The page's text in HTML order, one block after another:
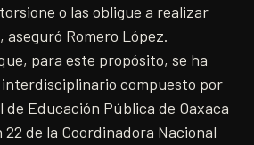
o las obligue a realizar
aseguró Romero López.
para este propósito, se ha
compuesto por
Educación Pública de Oaxaca
22 de la Coordinadora Nacional